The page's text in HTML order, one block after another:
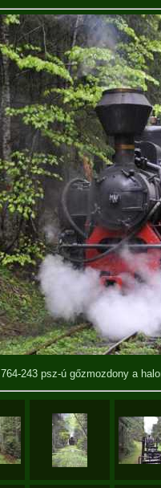
764-243 psz-ú gőzmozdony a